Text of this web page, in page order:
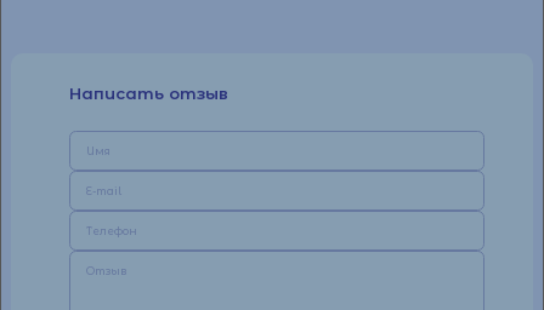
Написать отзыв